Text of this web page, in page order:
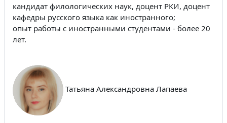
кандидат филологических наук, доцент РКИ, доцент
кафедры русского языка как иностранного;
опыт работы с иностранными студентами - более 20
лет.
Татьяна Александровна Лапаева